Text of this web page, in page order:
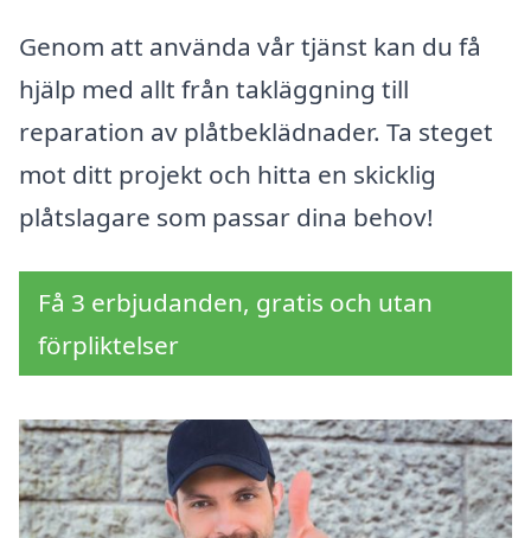
Genom att använda vår tjänst kan du få
hjälp med allt från takläggning till
reparation av plåtbeklädnader. Ta steget
mot ditt projekt och hitta en skicklig
plåtslagare som passar dina behov!
Få 3 erbjudanden, gratis och utan
förpliktelser